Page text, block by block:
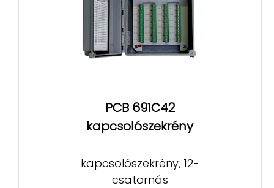
PCB 691C42
kapcsolószekrény
kapcsolószekrény, 12-
csatornás